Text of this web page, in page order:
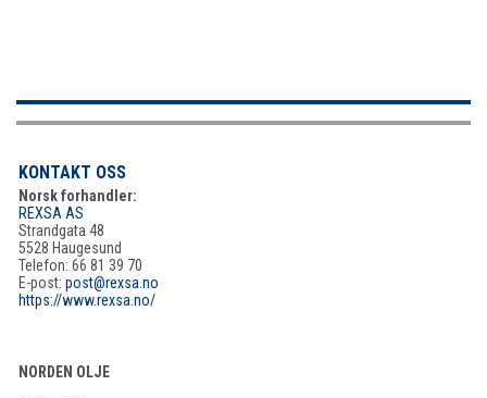
KONTAKT OSS
Norsk forhandler:
REXSA AS
Strandgata 48
5528 Haugesund
Telefon: 66 81 39 70
E-post: post@rexsa.no
https://www.rexsa.no/
NORDEN OLJE